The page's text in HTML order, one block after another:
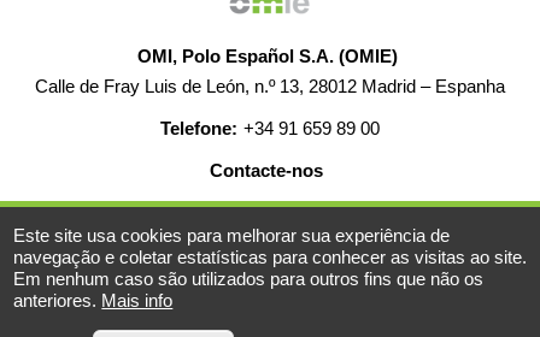
OMI, Polo Español S.A. (OMIE)
Calle de Fray Luis de León, n.º 13, 28012 Madrid – Espanha
Telefone: +34 91 659 89 00
Contacte-nos
© 2019-2026 - Todos os direitos reservados
AJUDA EMPREGO MAPA WEB AVISO LEGAL
Este site usa cookies para melhorar sua experiência de
navegação e coletar estatísticas para conhecer as visitas ao site.
Em nenhum caso são utilizados para outros fins que não os
anteriores. Mais info